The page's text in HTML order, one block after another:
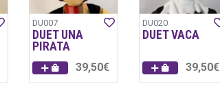
DU007
DUET UNA
PIRATA
39,50€
DU020
DUET VACA
39,50€